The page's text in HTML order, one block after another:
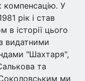
компенсацію. У
рік і став
в історії цього
видатними
"Шахтаря",
та
ми